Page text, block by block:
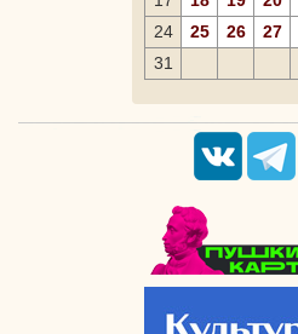
24
25 26 27
31